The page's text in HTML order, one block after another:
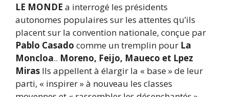
LE MONDE a interrogé les présidents
autonomes populaires sur les attentes qu’ils
placent sur la convention nationale, conçue par
Pablo Casado comme un tremplin pour La
Moncloa.. Moreno, Feijo, Maueco et Lpez
Miras Ils appellent à élargir la « base » de leur
parti, « inspirer » à nouveau les classes